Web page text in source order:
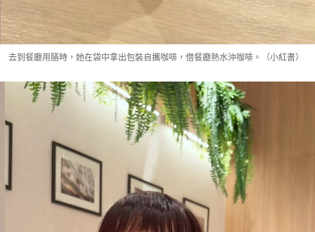
去到餐廳用膳時，她在袋中拿出包裝自攜咖啡，借餐廳熱水沖咖啡。（小紅書）